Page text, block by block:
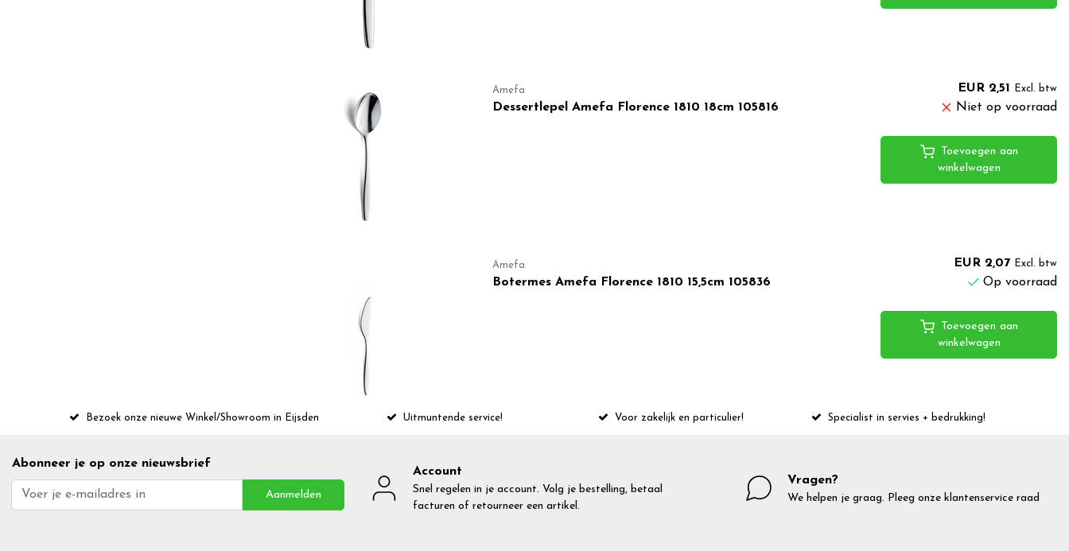
Amefa
Dessertlepel Amefa Florence 1810 18cm 105816
EUR 2,51 Excl. btw
Niet op voorraad
Toevoegen aan
winkelwagen
Amefa
Botermes Amefa Florence 1810 15,5cm 105836
EUR 2,07 Excl. btw
Op voorraad
Toevoegen aan
winkelwagen
Bezoek onze nieuwe Winkel/Showroom in Eijsden Uitmuntende service! Voor zakelijk en particulier! Specialist in servies + bedrukking!
Abonneer je op onze nieuwsbrief
Aanmelden
Account
Snel regelen in je account. Volg je bestelling, betaal
facturen of retourneer een artikel.
Vragen?
We helpen je graag. Pleeg onze klantenservice raad